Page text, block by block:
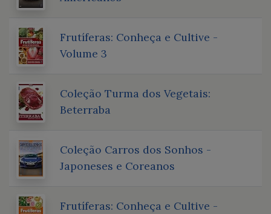
Frutíferas: Conheça e Cultive -
Volume 3
Coleção Turma dos Vegetais:
Beterraba
Coleção Carros dos Sonhos -
Japoneses e Coreanos
Frutíferas: Conheça e Cultive -